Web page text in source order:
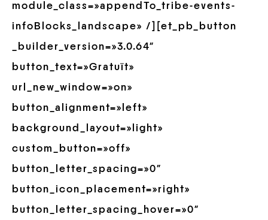
module_class=»appendTo_tribe-events-
infoBlocks_landscape» /][et_pb_button
_builder_version=»3.0.64″
button_text=»Gratuït»
url_new_window=»on»
button_alignment=»left»
background_layout=»light»
custom_button=»off»
button_letter_spacing=»0″
button_icon_placement=»right»
button_letter_spacing_hover=»0″